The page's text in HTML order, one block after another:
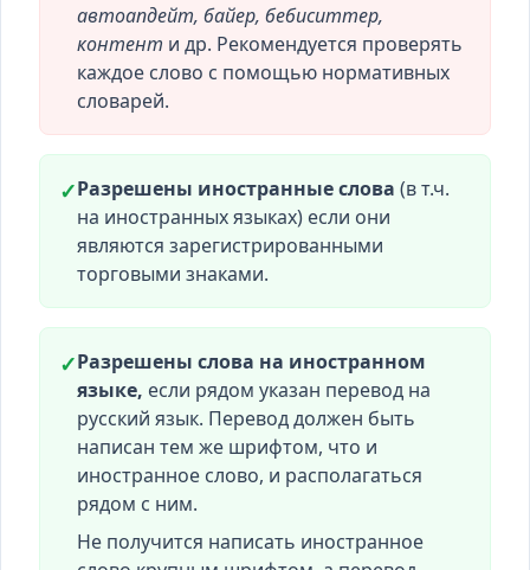
автоапдейт, байер, бебиситтер,
контент и др. Рекомендуется проверять
каждое слово с помощью нормативных
словарей.
✓Разрешены иностранные слова (в т.ч.
на иностранных языках) если они
являются зарегистрированными
торговыми знаками.
✓Разрешены слова на иностранном
языке, если рядом указан перевод на
русский язык. Перевод должен быть
написан тем же шрифтом, что и
иностранное слово, и располагаться
рядом с ним.
Не получится написать иностранное